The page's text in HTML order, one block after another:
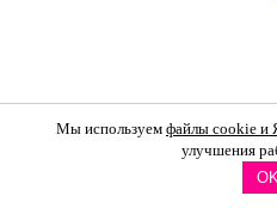
Мы используем файлы cookie и
улучшения